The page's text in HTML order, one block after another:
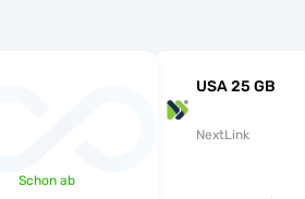
Schon ab
USA 25 GB
NextLink